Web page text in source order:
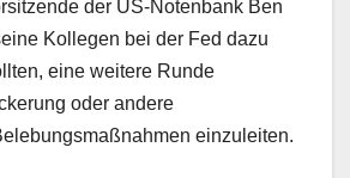
der US-Notenbank Ben
Kollegen bei der Fed dazu
eine weitere Runde
oder andere
einzuleiten.